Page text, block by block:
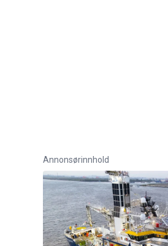
Annonsørinnhold